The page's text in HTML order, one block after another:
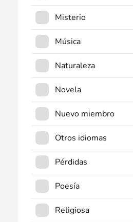
Misterio
Música
Naturaleza
Novela
Nuevo miembro
Otros idiomas
Pérdidas
Poesía
Religiosa